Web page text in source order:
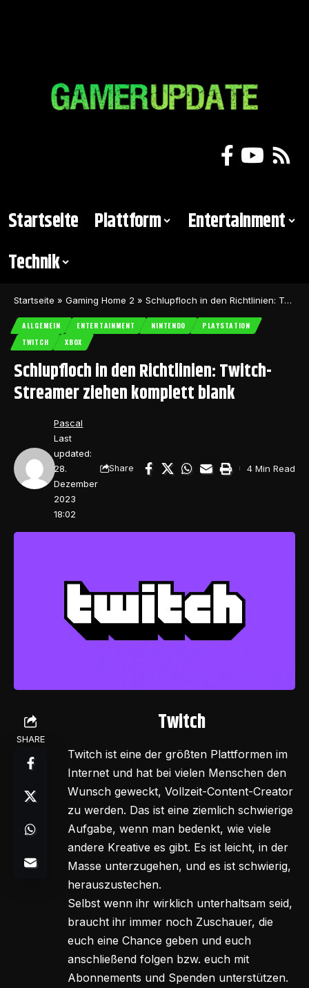
Startseite Plattform
Entertainment
Technik
Startseite » Gaming Home 2 » Schlupfloch in den Richtlinien: Twitch-Streamer ziehen komplett blank
ALLGEMEIN ENTERTAINMENT NINTENDO
PLAYSTATION
TWITCH
XBOX
Schlupfloch in den Richtlinien: Twitch-
Streamer ziehen komplett blank
Last
updated:
28.
Dezember
2023
18:02
Pascal
Share 4 Min Read
SHARE
Twitch
Twitch ist eine der größten Plattformen im
Internet und hat bei vielen Menschen den
Wunsch geweckt, Vollzeit-Content-Creator
zu werden. Das ist eine ziemlich schwierige
Aufgabe, wenn man bedenkt, wie viele
andere Kreative es gibt. Es ist leicht, in der
Masse unterzugehen, und es ist schwierig,
herauszustechen.
Selbst wenn ihr wirklich unterhaltsam seid,
braucht ihr immer noch Zuschauer, die
euch eine Chance geben und euch
anschließend folgen bzw. euch mit
Abonnements und Spenden unterstützen.